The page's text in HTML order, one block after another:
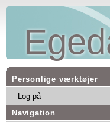
Personlige værktøjer
Log på
Navigation